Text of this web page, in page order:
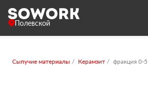
Полевской
Сыпучие материалы Керамзит фракция 0-5